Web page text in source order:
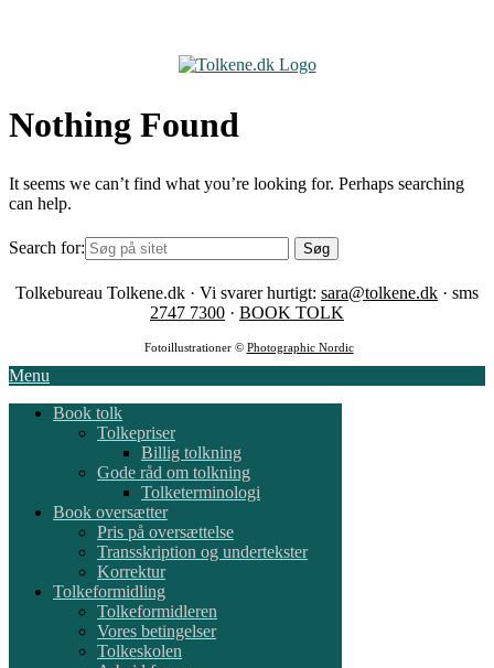
Nothing Found
It seems we can’t find what you’re looking for. Perhaps searching
can help.
Search for:
Tolkebureau Tolkene.dk · Vi svarer hurtigt: sara@tolkene.dk · sms
2747 7300 · BOOK TOLK
Fotoillustrationer © Photographic Nordic
Menu
Book tolk
Tolkepriser
Billig tolkning
Gode råd om tolkning
Tolketerminologi
Book oversætter
Pris på oversættelse
Transskription og undertekster
Korrektur
Tolkeformidling
Tolkeformidleren
Vores betingelser
Tolkeskolen